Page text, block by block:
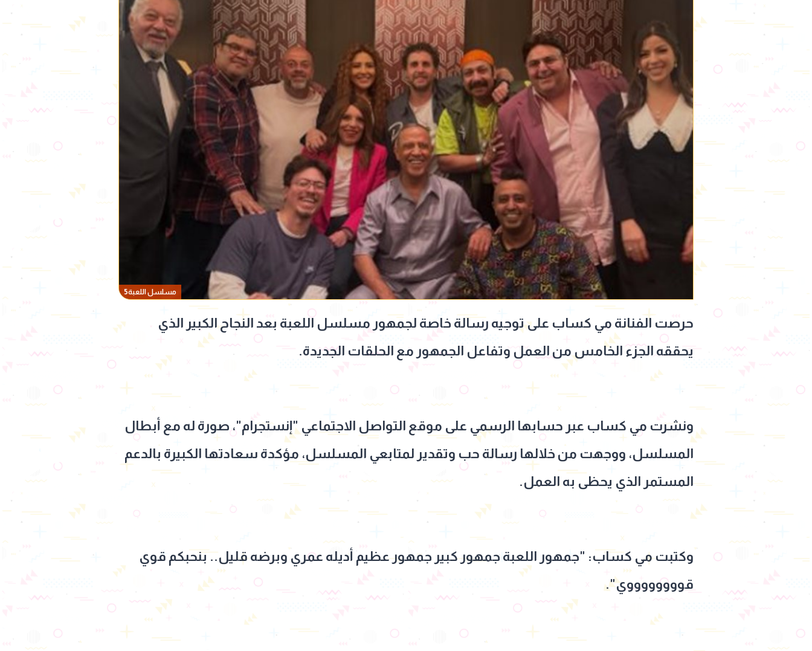
مسلسل اللعبة5
حرصت الفنانة مي كساب على توجيه رسالة خاصة لجمهور مسلسل اللعبة بعد النجاح الكبير الذي
يحققه الجزء الخامس من العمل وتفاعل الجمهور مع الحلقات الجديدة.
ونشرت مي كساب عبر حسابها الرسمي على موقع التواصل الاجتماعي "إنستجرام"، صورة له مع أبطال
المسلسل، ووجهت من خلالها رسالة حب وتقدير لمتابعي المسلسل، مؤكدة سعادتها الكبيرة بالدعم
المستمر الذي يحظى به العمل.
وكتبت مي كساب: "جمهور اللعبة جمهور كبير جمهور عظيم أديله عمري وبرضه قليل.. بنحبكم قوي
قووووووووي".